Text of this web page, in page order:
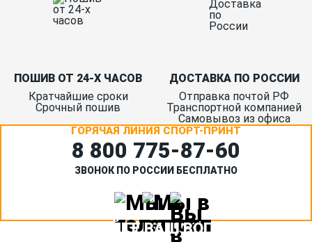
ПОШИВ ОТ 24-Х ЧАСОВ
Кратчайшие сроки
Срочный пошив
ДОСТАВКА ПО РОССИИ
Отправка почтой РФ
Транспортной компанией
Самовывоз из офиса
ГОРЯЧАЯ ЛИНИЯ СПОРТ-ПРИНТ
8 800 775‑87-60
ЗВОНОК ПО РОССИИ БЕСПЛАТНО
ЗАДАЙТЕ ВАШ ВОПРОС